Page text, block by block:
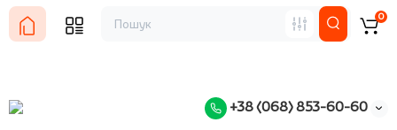
+38 (068) 853-60-60
0